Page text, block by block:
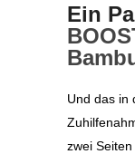
Ein
Und das in
zwei